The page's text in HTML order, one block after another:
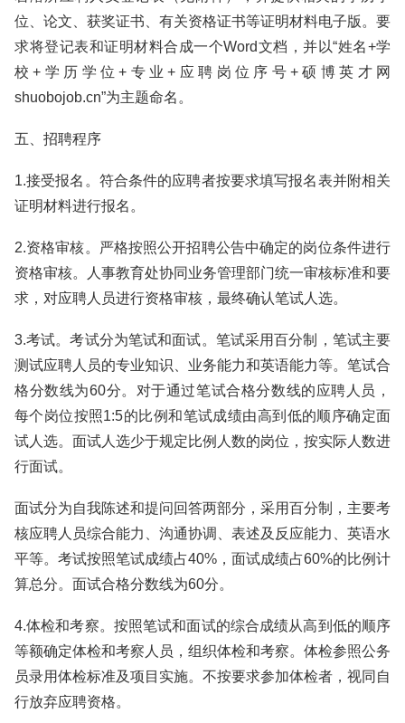
位、论文、获奖证书、有关资格证书等证明材料电子版。要
求将登记表和证明材料合成一个Word文档，并以“姓名+学
校+学历学位+专业+应聘岗位序号+硕博英才网
shuobojob.cn”为主题命名。
五、招聘程序
1.接受报名。符合条件的应聘者按要求填写报名表并附相关
证明材料进行报名。
2.资格审核。严格按照公开招聘公告中确定的岗位条件进行
资格审核。人事教育处协同业务管理部门统一审核标准和要
求，对应聘人员进行资格审核，最终确认笔试人选。
3.考试。考试分为笔试和面试。笔试采用百分制，笔试主要
测试应聘人员的专业知识、业务能力和英语能力等。笔试合
格分数线为60分。对于通过笔试合格分数线的应聘人员，
每个岗位按照1:5的比例和笔试成绩由高到低的顺序确定面
试人选。面试人选少于规定比例人数的岗位，按实际人数进
行面试。
面试分为自我陈述和提问回答两部分，采用百分制，主要考
核应聘人员综合能力、沟通协调、表述及反应能力、英语水
平等。考试按照笔试成绩占40%，面试成绩占60%的比例计
算总分。面试合格分数线为60分。
4.体检和考察。按照笔试和面试的综合成绩从高到低的顺序
等额确定体检和考察人员，组织体检和考察。体检参照公务
员录用体检标准及项目实施。不按要求参加体检者，视同自
行放弃应聘资格。